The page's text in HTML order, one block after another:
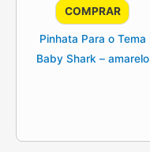
COMPRAR
Pinhata Para o Tema
Baby Shark – amarelo